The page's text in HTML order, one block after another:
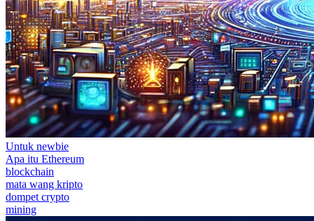
Untuk newbie
Apa itu Ethereum
blockchain
mata wang kripto
dompet crypto
mining